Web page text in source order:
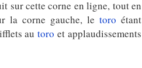
sur cette corne en ligne, tout en
la corne gauche, letoro étant
autoro et applaudissements